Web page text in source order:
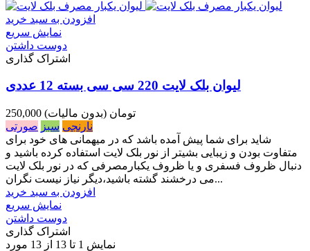
افزودن به سبد خرید
نمایش سریع
دوست داشتن
اشتراک گذاری
لیوان بلک لایت 220 سی سی بسته 12 عددی
250,000 تومان (بدون مالیات)
نارنجی سبز صورتی
شاید برای شما پیش آمده باشد که در میهمانی های خود برای
متفاوت بودن و زیبایی بشیتر از نور بلک لایت استفاده کرده باشید و
دنبال ظروف فسفری و یا ظروف یکبارمصرفی که در نور بلک لایت
می درخشند گشته باشید،دیگر نیاز نیست نگران...
افزودن به سبد خرید
نمایش سریع
دوست داشتن
اشتراک گذاری
نمایش 1 تا 13 از 13 مورد